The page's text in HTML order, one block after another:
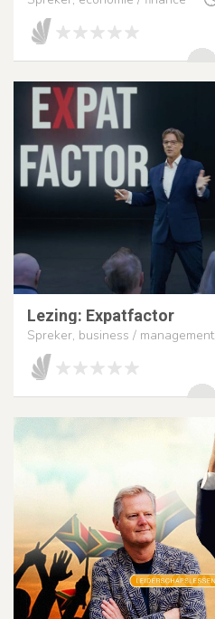
Lezing: Expatfactor
Spreker, business / management